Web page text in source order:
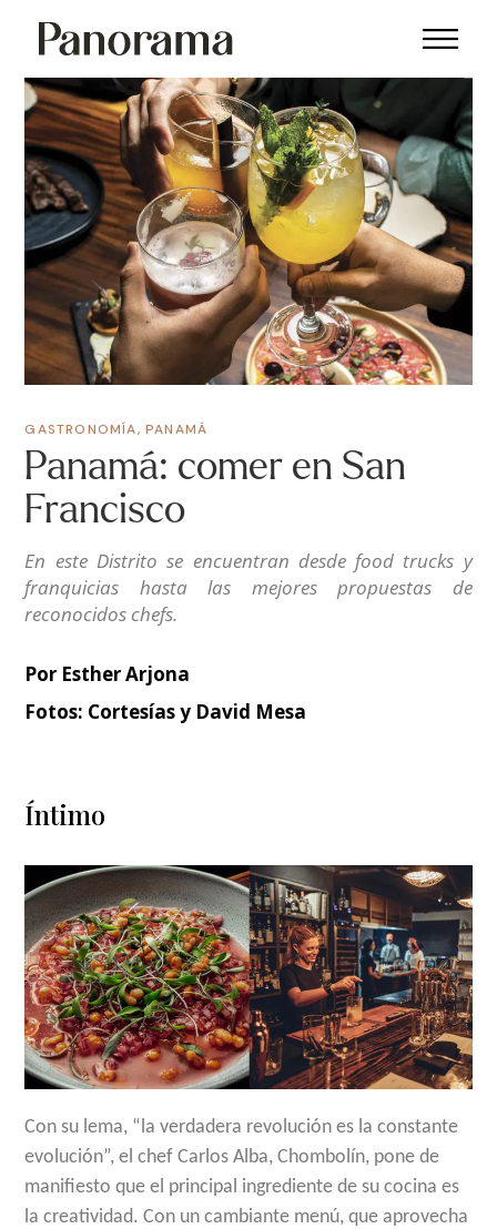
GASTRONOMÍA,PANAMÁ
Panamá: comer en San
Francisco
En este Distrito se encuentran desde food trucks y
franquicias hasta las mejores propuestas de
reconocidos chefs.
Por Esther Arjona
Fotos: Cortesías y David Mesa
Íntimo
Con su lema, “la verdadera revolución es la constante
evolución”, el chef Carlos Alba, Chombolín, pone de
manifiesto que el principal ingrediente de su cocina es
la creatividad. Con un cambiante menú, que aprovecha